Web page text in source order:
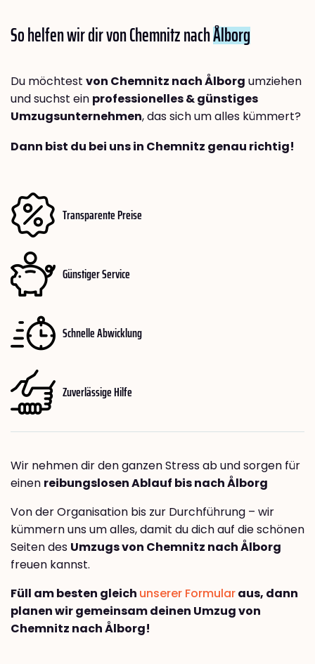
So helfen wir dir von Chemnitz nachÅlborg
Du möchtest von Chemnitz nach Ålborg umziehen
und suchst ein professionelles & günstiges
Umzugsunternehmen, das sich um alles kümmert?
Dann bist du bei uns in Chemnitz genau richtig!
Transparente Preise
Günstiger Service
Schnelle Abwicklung
Zuverlässige Hilfe
Wir nehmen dir den ganzen Stress ab und sorgen für
einen reibungslosen Ablauf bis nach Ålborg
Von der Organisation bis zur Durchführung – wir
kümmern uns um alles, damit du dich auf die schönen
Seiten des Umzugs von Chemnitz nach Ålborg
freuen kannst.
Füll am besten gleich unserer Formularaus, dann
planen wir gemeinsam deinen Umzug von
Chemnitz nach Ålborg!